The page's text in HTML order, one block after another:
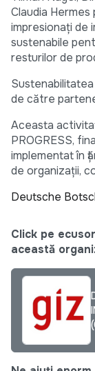
Claudia
impresionați de
sustenabile
resturilor de
de către
Aceasta
PROGRESS,
implementat în
de organizații,
Deutsche
Click pe
această